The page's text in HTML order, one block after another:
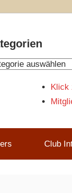
Klick
Club